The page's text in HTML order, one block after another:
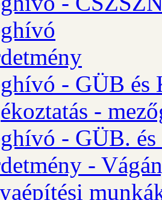
- GÜB és
-
- GÜB.
-